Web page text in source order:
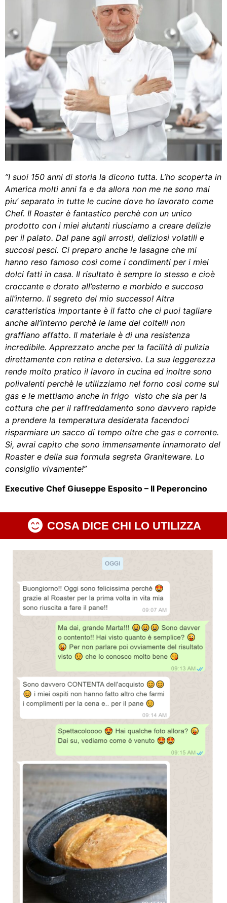
”I suoi 150 anni di storia la dicono tutta. L’ho scoperta in
America molti anni fa e da allora non me ne sono mai
piu’ separato in tutte le cucine dove ho lavorato come
Chef. Il Roaster è fantastico perchè con un unico
prodotto con i miei aiutanti riusciamo a creare delizie
per il palato. Dal pane agli arrosti, deliziosi volatili e
succosi pesci. Ci preparo anche le lasagne che mi
hanno reso famoso cosi come i condimenti per i miei
dolci fatti in casa. Il risultato è sempre lo stesso e cioè
croccante e dorato all’esterno e morbido e succoso
all’interno. Il segreto del mio successo! Altra
caratteristica importante è il fatto che ci puoi tagliare
anche all’interno perchè le lame dei coltelli non
graffiano affatto. Il materiale è di una resistenza
incredibile. Apprezzato anche per la facilità di pulizia
direttamente con retina e detersivo. La sua leggerezza
rende molto pratico il lavoro in cucina ed inoltre sono
polivalenti perchè le utilizziamo nel forno cosi come sul
gas e le mettiamo anche in frigo visto che sia per la
cottura che per il raffreddamento sono davvero rapide
a prendere la temperatura desiderata facendoci
risparmiare un sacco di tempo oltre che gas e corrente.
Si, avrai capito che sono immensamente innamorato del
Roaster e della sua formula segreta Graniteware. Lo
consiglio vivamente!”
Executive Chef Giuseppe Esposito – Il Peperoncino
COSA DICE CHI LO UTILIZZA